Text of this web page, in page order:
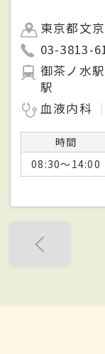
東京都文
03-3813-
御茶ノ水
駅
血液内科
時間
08:30～14:00